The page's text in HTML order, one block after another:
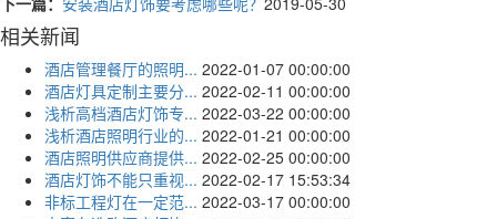
相关新闻
酒店管理餐厅的照明... 2022-01-07 00:00:00
酒店灯具定制主要分... 2022-02-11 00:00:00
浅析高档酒店灯饰专... 2022-03-22 00:00:00
浅析酒店照明行业的... 2022-01-21 00:00:00
酒店照明供应商提供... 2022-02-25 00:00:00
酒店灯饰不能只重视... 2022-02-17 15:53:34
非标工程灯在一定范... 2022-03-17 00:00:00